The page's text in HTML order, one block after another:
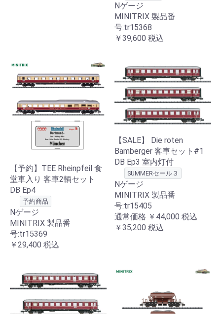
Nゲージ
MINITRIX 製品番
号:tr15368
￥39,600 税込
【予約】TEE Rheinpfeil 食
堂車入り 客車2輌セット
DB Ep4
予約商品
Nゲージ
MINITRIX 製品番
号:tr15369
￥29,400 税込
【SALE】 Die roten
Bamberger 客車セット#1
DB Ep3 室内灯付
SUMMERセール３
Nゲージ
MINITRIX 製品番
号:tr15405
通常価格 ￥44,000 税込
￥35,200 税込